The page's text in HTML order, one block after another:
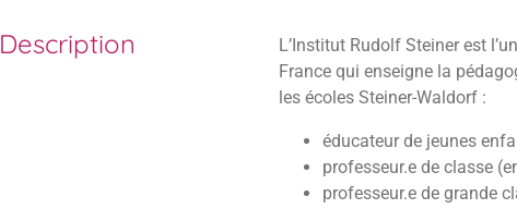
Description
L’Institut Rudolf Steiner est
France qui enseigne la
les écoles Steiner-Waldorf :
éducateur de jeunes
professeur.e de classe
professeur.e de grande